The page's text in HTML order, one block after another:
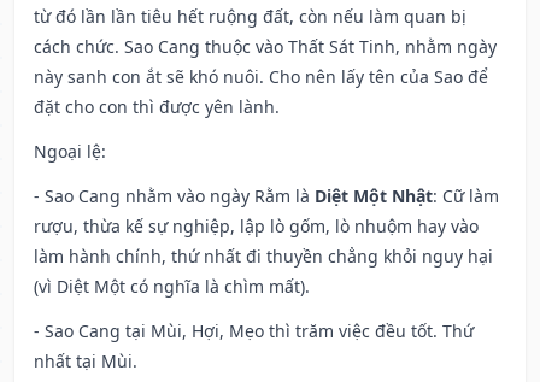
từ đó lần lần tiêu hết ruộng đất, còn nếu làm quan bị
cách chức. Sao Cang thuộc vào Thất Sát Tinh, nhằm ngày
này sanh con ắt sẽ khó nuôi. Cho nên lấy tên của Sao để
đặt cho con thì được yên lành.
Ngoại lệ:
- Sao Cang nhằm vào ngày Rằm là Diệt Một Nhật: Cữ làm
rượu, thừa kế sự nghiệp, lập lò gốm, lò nhuộm hay vào
làm hành chính, thứ nhất đi thuyền chẳng khỏi nguy hại
(vì Diệt Một có nghĩa là chìm mất).
- Sao Cang tại Mùi, Hợi, Mẹo thì trăm việc đều tốt. Thứ
nhất tại Mùi.